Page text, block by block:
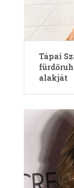
Tápai
alakját